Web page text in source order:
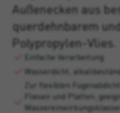
Außenecken aus
querdehnbarem
Polypropylen-Vlies.
Einfache Verarbeitung
Wasserdicht,
Zur flexiblen
Fliesen und Platten,